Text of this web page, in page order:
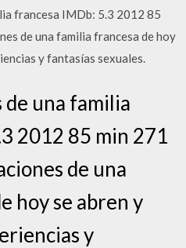
francesa IMDb: 5.3 2012 85
de una familia francesa de hoy
y fantasías sexuales.
de una familia
2012 85 min 271
de una
hoy se abren y
y